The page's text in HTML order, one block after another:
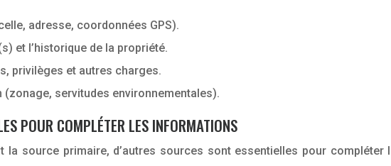
adresse, coordonnées GPS).
et l’historique de la propriété.
privilèges et autres charges.
servitudes environnementales).
POUR COMPLÉTER LES INFORMATIONS
source primaire, d’autres sources sont essentielles pour